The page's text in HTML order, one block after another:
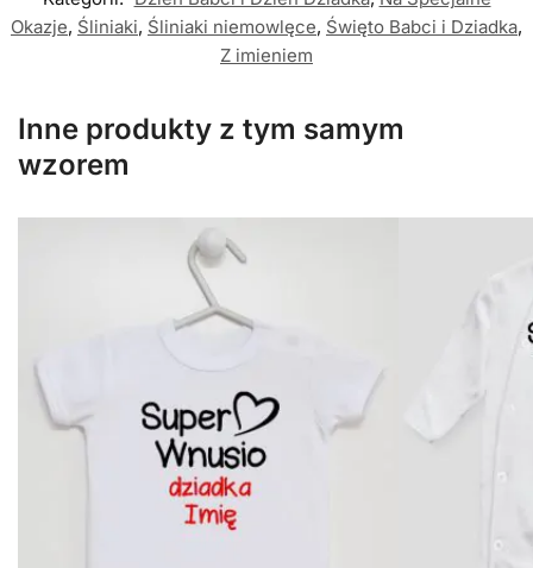
Okazje, Śliniaki, Śliniaki niemowlęce, Święto Babci i Dziadka,
Z imieniem
Inne produkty z tym samym
wzorem